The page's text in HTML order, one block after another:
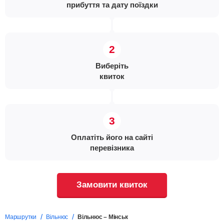
прибуття та дату поїздки
Виберіть
квиток
Оплатіть його на сайті
перевізника
Замовити квиток
Маршрутки Вільнюс Вільнюс – Мінськ